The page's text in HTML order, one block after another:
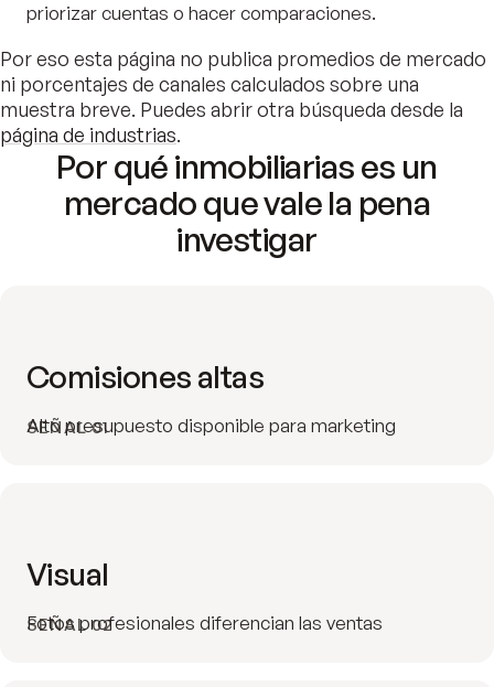
priorizar cuentas o hacer comparaciones.
Por eso esta página no publica promedios de mercado
ni porcentajes de canales calculados sobre una
muestra breve. Puedes abrir otra búsqueda desde la
página de industrias.
Por qué inmobiliarias es un
mercado que vale la pena
investigar
SEÑAL 01
Comisiones altas
Alto presupuesto disponible para marketing
SEÑAL 02
Visual
Fotos profesionales diferencian las ventas